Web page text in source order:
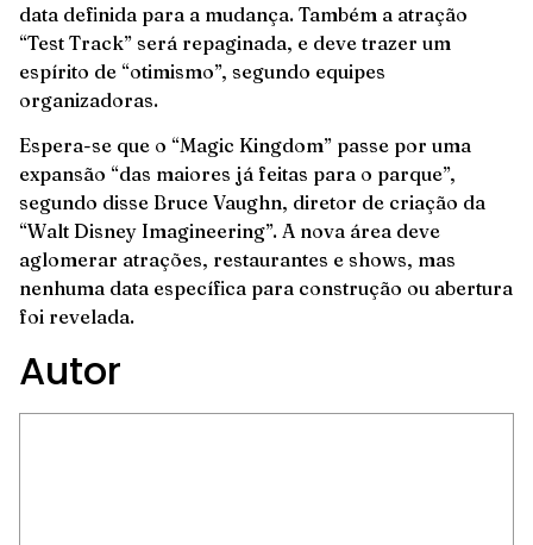
data definida para a mudança. Também a atração
“Test Track” será repaginada, e deve trazer um
espírito de “otimismo”, segundo equipes
organizadoras.
Espera-se que o “Magic Kingdom” passe por uma
expansão “das maiores já feitas para o parque”,
segundo disse Bruce Vaughn, diretor de criação da
“Walt Disney Imagineering”. A nova área deve
aglomerar atrações, restaurantes e shows, mas
nenhuma data específica para construção ou abertura
foi revelada.
Autor